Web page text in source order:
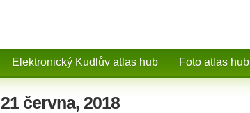
Elektronický Kudlův atlas hub Foto atlas hub
21 června, 2018